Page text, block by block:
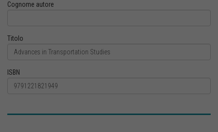
Cognome autore
Titolo
ISBN